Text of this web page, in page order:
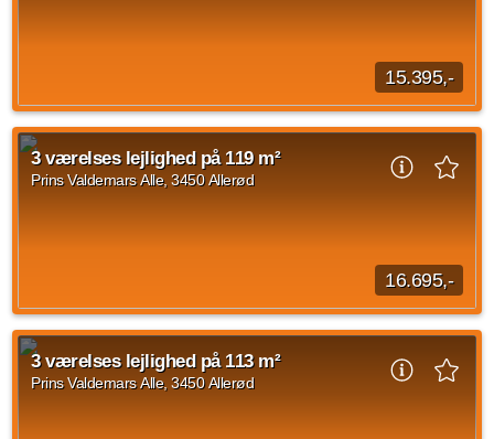
15.395,-
På Prins Valdemars Allé i Lillerød udlejer vi 2- til 4-værelses
lejligheder tegnet af TNT Arkitekter A/S. Nyd rummelighed og
naturligt lys i...
3 værelses lejlighed på 119 m²
Prins Valdemars Alle, 3450 Allerød
16.695,-
På Prins Valdemars Allé i Lillerød udlejer vi 2- til 4-værelses
lejligheder tegnet af TNT Arkitekter A/S. Nyd rummelighed og
naturligt lys i...
3 værelses lejlighed på 113 m²
Prins Valdemars Alle, 3450 Allerød